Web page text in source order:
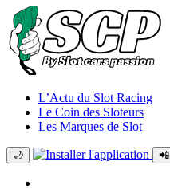
L’Actu du Slot Racing
Le Coin des Sloteurs
Les Marques de Slot
🌙 📲